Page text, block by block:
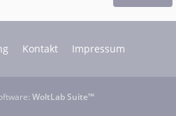
Kontakt Impressum
WoltLab Suite™